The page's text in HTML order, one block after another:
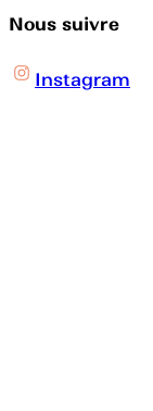
Nous suivre
Instagram